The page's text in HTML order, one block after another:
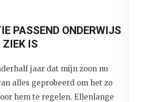
PASSEND ONDERWIJS
ZIEK IS
jaar dat mijn zoon nu
alles geprobeerd om het zo
hem te regelen. Ellenlange